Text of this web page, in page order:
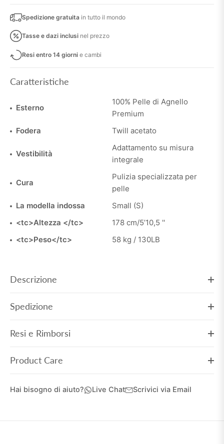
Spedizione gratuita in tutto il mondo
Tasse e dazi inclusi nel prezzo
Resi entro 14 giorni e cambi
Caratteristiche
Esterno
100% Pelle di Agnello
Premium
Fodera
Twill acetato
Vestibilità
Adattamento su misura
integrale
Cura
Pulizia specializzata per
pelle
La modella indossa
Small (S)
<tc>Altezza </tc>
178 cm/5’10,5 ''
<tc>Peso</tc>
58 kg / 130LB
Descrizione
Spedizione
Resi e Rimborsi
Product Care
Hai bisogno di aiuto? Live Chat Scrivici via Email